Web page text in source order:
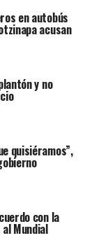
en autobús
acusan
y no
quisiéramos”,
con la
Mundial